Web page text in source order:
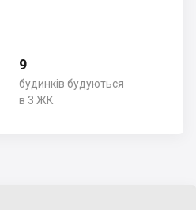
9
будинків будуються
в 3 ЖК